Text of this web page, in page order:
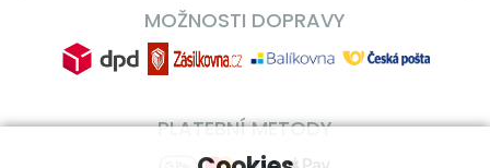
MOŽNOSTI DOPRAVY
PLATEBNÍ METODY